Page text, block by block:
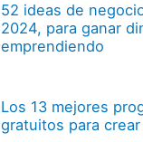
52 ideas de
2024, para ganar
emprendiendo
Los 13 mejores
gratuitos para